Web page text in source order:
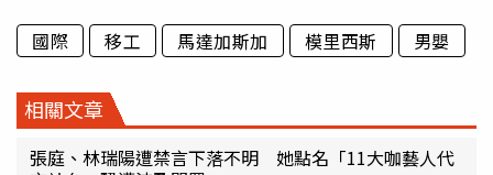
國際 移工 馬達加斯加 模里西斯 男嬰
相關文章
張庭、林瑞陽遭禁言下落不明 她點名「11大咖藝人代